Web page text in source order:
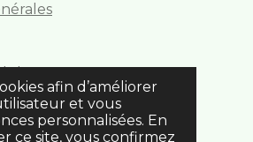
afin d’améliorer
et vous
personnalisées. En
ce site, vous confirmez
6